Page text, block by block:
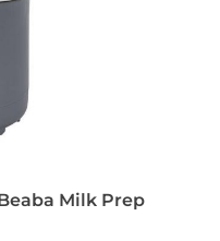
Milk Prep